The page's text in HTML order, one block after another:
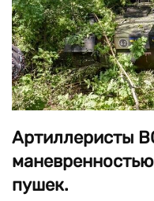
Артиллеристы
пушек.